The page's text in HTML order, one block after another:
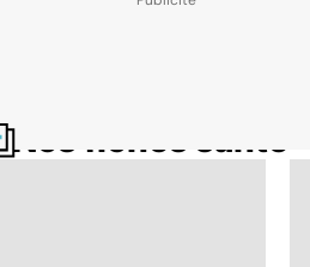
Nos fiches santé